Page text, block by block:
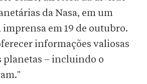
da Nasa, em um
em 19 de outubro.
informações valiosas
planetas – incluindo o